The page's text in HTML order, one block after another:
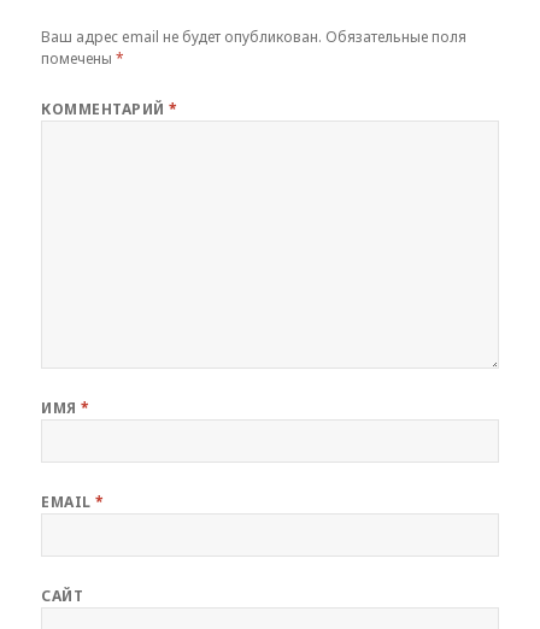
Ваш адрес email не будет опубликован. Обязательные поля
помечены*
КОММЕНТАРИЙ*
ИМЯ*
EMAIL*
САЙТ